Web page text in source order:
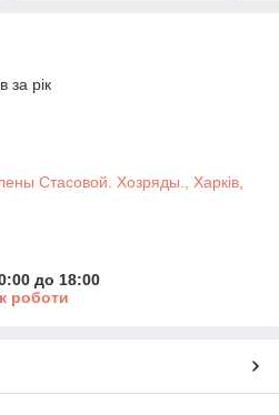
за рік
Стасовой. Хозряды., Харків,
до 18:00
роботи